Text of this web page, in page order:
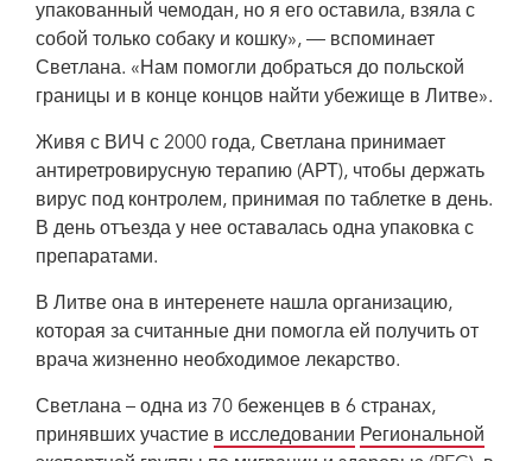
упакованный чемодан, но я его оставила, взяла с
собой только собаку и кошку», — вспоминает
Светлана. «Нам помогли добраться до польской
границы и в конце концов найти убежище в Литве».
Живя с ВИЧ с 2000 года, Светлана принимает
антиретровирусную терапию (АРТ), чтобы держать
вирус под контролем, принимая по таблетке в день.
В день отъезда у нее оставалась одна упаковка с
препаратами.
В Литве она в интеренете нашла организацию,
которая за считанные дни помогла ей получить от
врача жизненно необходимое лекарство.
Светлана – одна из 70 беженцев в 6 странах,
принявших участие в исследовании Региональной